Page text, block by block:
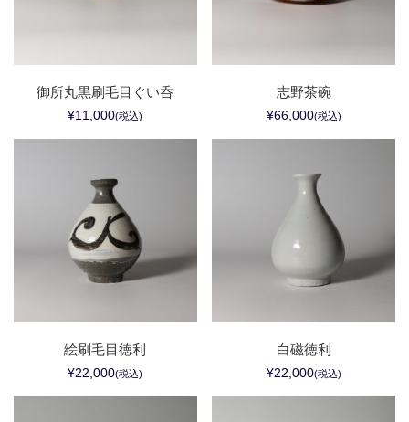
御所丸黒刷毛目ぐい呑
¥11,000(税込)
志野茶碗
¥66,000(税込)
絵刷毛目徳利
¥22,000(税込)
白磁徳利
¥22,000(税込)